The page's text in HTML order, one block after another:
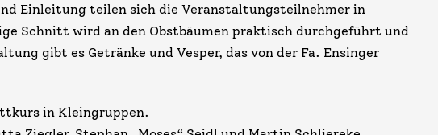
Einleitung teilen sich die Veranstaltungsteilnehmer in
Schnitt wird an den Obstbäumen praktisch durchgeführt und
gibt es Getränke und Vesper, das von der Fa. Ensinger
in Kleingruppen.